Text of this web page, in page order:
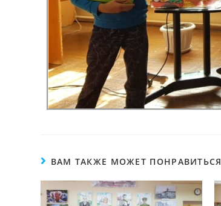
ВАМ ТАКЖЕ МОЖЕТ ПОНРАВИТЬСЯ